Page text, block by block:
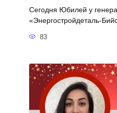
Сегодня Юбилей у
«Энергостройдеталь-
83